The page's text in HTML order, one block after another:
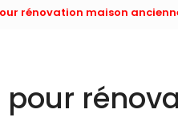
rénovation maison
pour